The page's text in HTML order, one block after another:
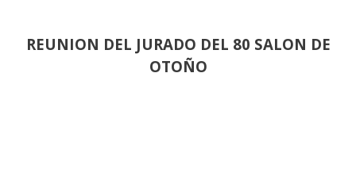
REUNION DEL JURADO DEL 80 SALON DE
OTOÑO